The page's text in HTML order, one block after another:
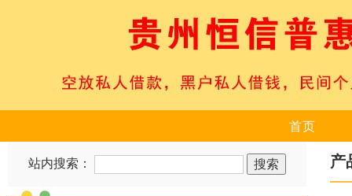
首页
站内搜索： 产